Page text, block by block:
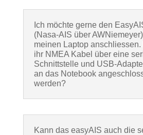
Ich möchte gerne den
(Nasa-AIS über
meinen Laptop anschliessen.
ihr NMEA Kabel über eine
Schnittstelle und USB-
an das Notebook
werden?
Kann das easyAIS auch die